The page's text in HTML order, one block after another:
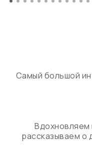
Самый большой
Вдохновляем
рассказываем о